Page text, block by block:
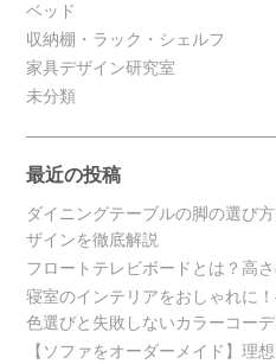
ベッド
収納棚・ラック・シェルフ
家具デザイン研究室
未分類
最近の投稿
ダイニングテーブルの脚の選び
ザインを徹底解説
フロートテレビボードとは？高
寝室のインテリアをおしゃれに
色選びと失敗しないカラーコー
【ソファをオーダーメイド】理